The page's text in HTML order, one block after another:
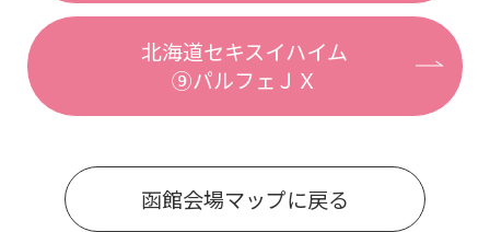
北海道セキスイハイム
⑨パルフェＪＸ
函館会場マップに戻る